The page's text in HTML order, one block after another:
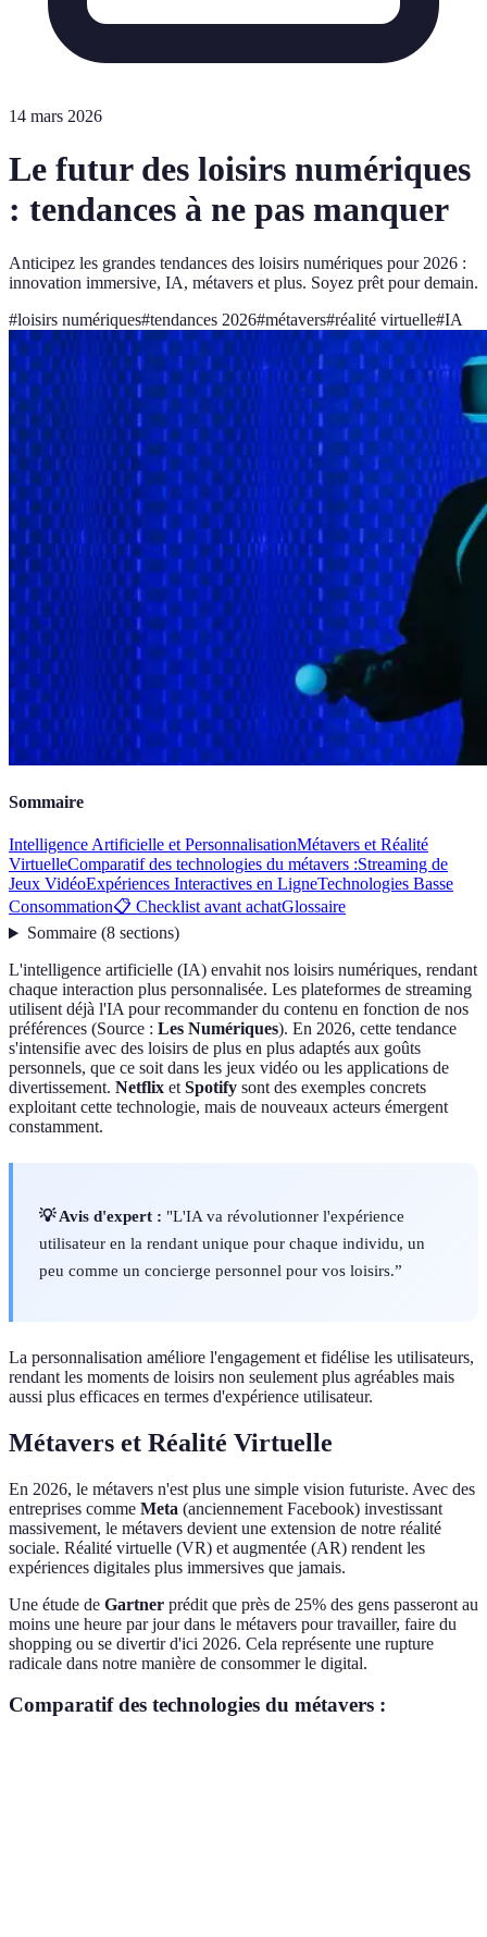
14 mars 2026
Le futur des loisirs numériques
: tendances à ne pas manquer
Anticipez les grandes tendances des loisirs numériques pour 2026 :
innovation immersive, IA, métavers et plus. Soyez prêt pour demain.
#loisirs numériques#tendances 2026#métavers#réalité virtuelle#IA
Sommaire
Intelligence Artificielle et PersonnalisationMétavers et Réalité
VirtuelleComparatif des technologies du métavers :Streaming de
Jeux VidéoExpériences Interactives en LigneTechnologies Basse
Consommation📋 Checklist avant achatGlossaire
Sommaire(8 sections)
L'intelligence artificielle (IA) envahit nos loisirs numériques, rendant
chaque interaction plus personnalisée. Les plateformes de streaming
utilisent déjà l'IA pour recommander du contenu en fonction de nos
préférences (Source : Les Numériques). En 2026, cette tendance
s'intensifie avec des loisirs de plus en plus adaptés aux goûts
personnels, que ce soit dans les jeux vidéo ou les applications de
divertissement. Netflix etSpotify sont des exemples concrets
exploitant cette technologie, mais de nouveaux acteurs émergent
constamment.
💡 Avis d'expert : "L'IA va révolutionner l'expérience
utilisateur en la rendant unique pour chaque individu, un
peu comme un concierge personnel pour vos loisirs.”
La personnalisation améliore l'engagement et fidélise les utilisateurs,
rendant les moments de loisirs non seulement plus agréables mais
aussi plus efficaces en termes d'expérience utilisateur.
Métavers et Réalité Virtuelle
En 2026, le métavers n'est plus une simple vision futuriste. Avec des
entreprises comme Meta (anciennement Facebook) investissant
massivement, le métavers devient une extension de notre réalité
sociale. Réalité virtuelle (VR) et augmentée (AR) rendent les
expériences digitales plus immersives que jamais.
Une étude de Gartner prédit que près de 25% des gens passeront au
moins une heure par jour dans le métavers pour travailler, faire du
shopping ou se divertir d'ici 2026. Cela représente une rupture
radicale dans notre manière de consommer le digital.
Comparatif des technologies du métavers :